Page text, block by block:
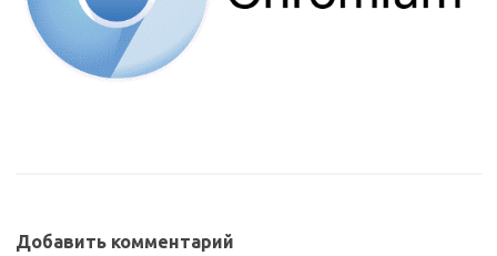
Добавить комментарий